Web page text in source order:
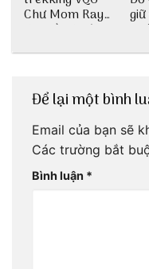
Chư Mom Ray
tìm về núi rừng
Để lại một bình
Email của bạn sẽ
Các trường bắt
Bình luận *